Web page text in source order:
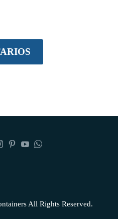
All Rights Reserved.